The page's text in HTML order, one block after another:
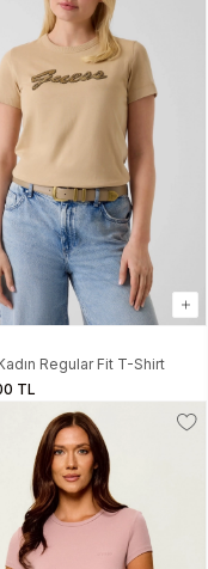
Regular Fit T-Shirt
TL